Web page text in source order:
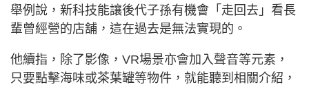
舉例說，新科技能讓後代子孫有機會「走回去」看長
輩曾經營的店舖，這在過去是無法實現的。
他續指，除了影像，VR場景亦會加入聲音等元素，
只要點擊海味或茶葉罐等物件，就能聽到相關介紹，